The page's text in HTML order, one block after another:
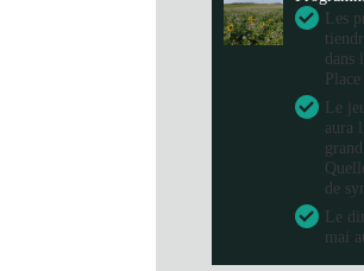
Les
dans
Le
aura
de
Le
mai